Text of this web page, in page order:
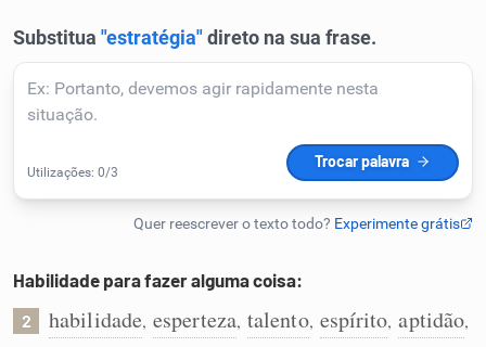
Conexões
Habilidade para fazer alguma coisa:
2 habilidade, esperteza, talento, espírito, aptidão,